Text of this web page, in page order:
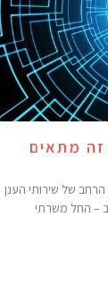
זה מתאים
של שירותי הענן
– החל משרתי